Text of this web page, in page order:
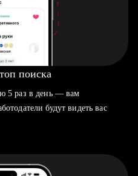
поиска
5 раз в день — вам
будут видеть вас